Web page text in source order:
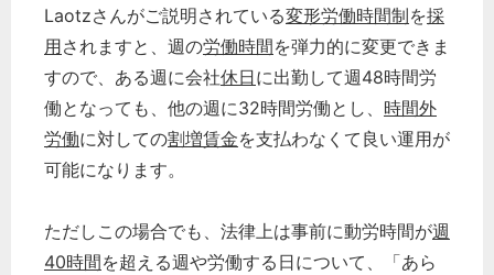
Laotzさんがご説明されている変形労働時間制を採
用されますと、週の労働時間を弾力的に変更できま
すので、ある週に会社休日に出勤して週48時間労
働となっても、他の週に32時間労働とし、 時間外
労働に対しての割増賃金を支払わなくて良い運用が
可能になります。
ただしこの場合でも、法律上は事前に動労時間が週
40時間を超える週や労働する日について、「あら
総務の給湯室
秘書のノウハウ
次へ